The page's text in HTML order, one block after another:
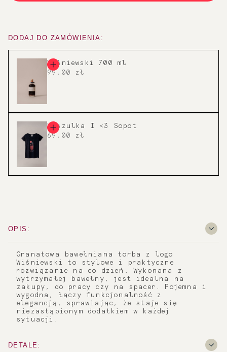
OPIS:
Granatowa bawełniana torba z logo
Wiśniewski to stylowe i praktyczne
rozwiązanie na co dzień. Wykonana z
wytrzymałej bawełny, jest idealna na
zakupy, do pracy czy na spacer. Pojemna i
wygodna, łączy funkcjonalność z
elegancją, sprawiając, że staje się
niezastąpionym dodatkiem w każdej
sytuacji.
DETALE:
DODAJ DO ZAMÓWIENIA:
Wiśniewski 700 ml
99,00 zł
Koszulka I <3 Sopot
69,00 zł